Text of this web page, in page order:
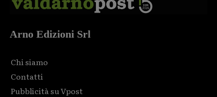
Arno Edizioni Srl
Chi siamo
Contatti
Pubblicità su Vpost